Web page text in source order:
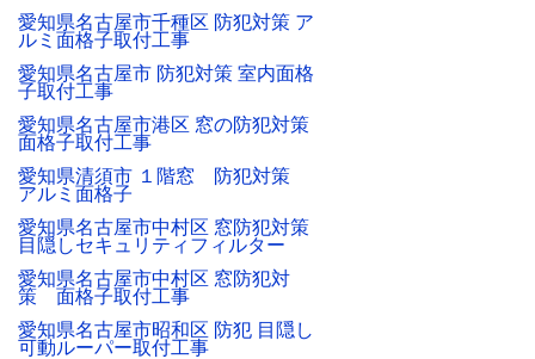
愛知県名古屋市千種区 防犯対策 ア
ルミ面格子取付工事
愛知県名古屋市 防犯対策 室内面格
子取付工事
愛知県名古屋市港区 窓の防犯対策
面格子取付工事
愛知県清須市 １階窓 防犯対策
アルミ面格子
愛知県名古屋市中村区 窓防犯対策
目隠しセキュリティフィルター
愛知県名古屋市中村区 窓防犯対
策 面格子取付工事
愛知県名古屋市昭和区 防犯 目隠し
可動ルーパー取付工事